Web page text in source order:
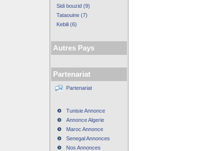
Sidi bouzid (9)
Tataouine (7)
Kebili (6)
Autres Pays
Partenariat
Partenariat
Tunisie Annonce
Annonce Algerie
Maroc Annonce
Senegal Annonces
Nos Annonces